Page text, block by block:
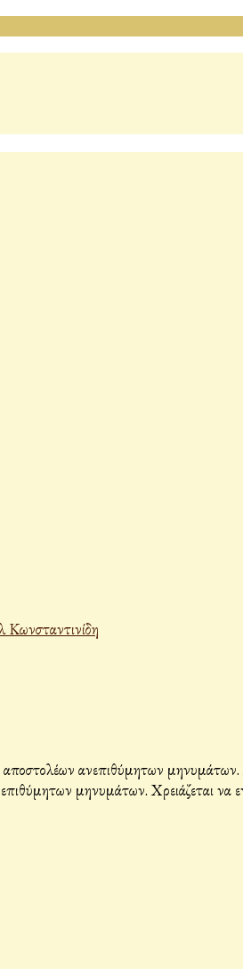
ανεπιθύμητων μηνυμάτων.
μηνυμάτων. Χρειάζεται να